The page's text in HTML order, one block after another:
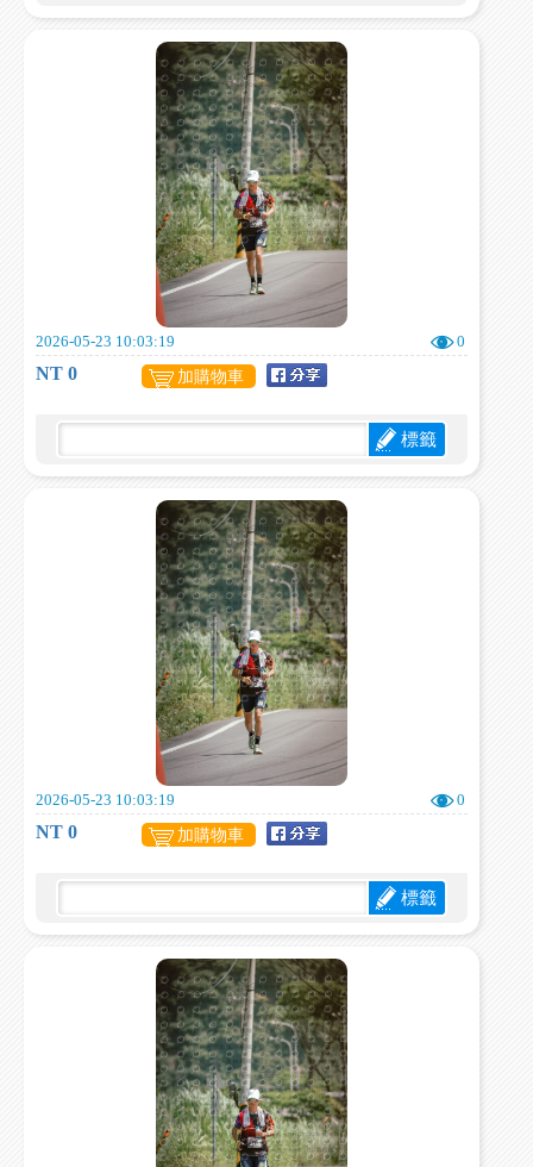
2026-05-23 10:03:19 0
NT 0 加購物車
標籤
2026-05-23 10:03:19 0
NT 0 加購物車
標籤